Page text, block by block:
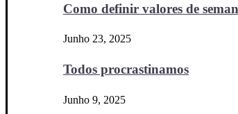
Como definir valores de
Junho 23, 2025
Todos procrastinamos
Junho 9, 2025